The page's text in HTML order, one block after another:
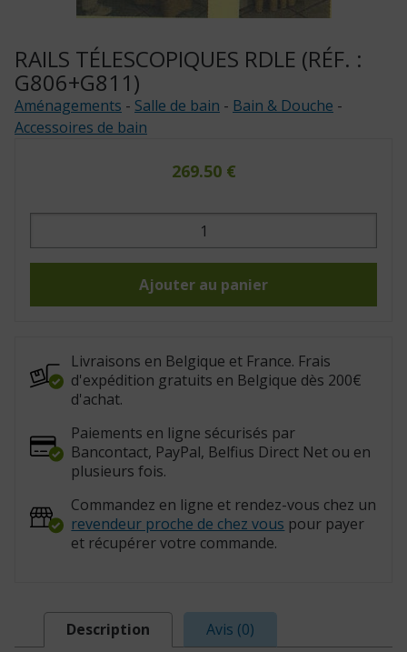
RAILS TÉLESCOPIQUES RDLE (RÉF. :
G806+G811)
Aménagements - Salle de bain - Bain & Douche -
Accessoires de bain
269.50 €
quantité
Rails
G806+G811)
Ajouter au panier
Livraisons en Belgique et France. Frais
d'expédition gratuits en Belgique dès 200€
d'achat.
Paiements en ligne sécurisés par
Bancontact, PayPal, Belfius Direct Net ou en
plusieurs fois.
Commandez en ligne et rendez-vous chez un
revendeur proche de chez vous pour payer
et récupérer votre commande.
Description Avis (0)